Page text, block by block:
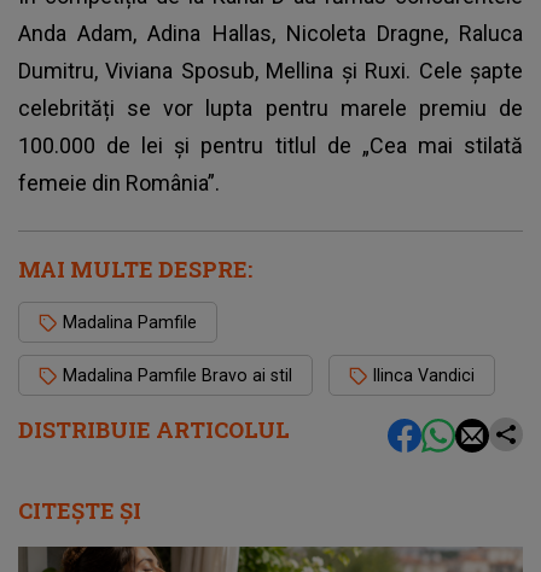
DISTRIBUIE ARTICOLUL
Anda Adam, Adina Hallas, Nicoleta Dragne, Raluca
Dumitru, Viviana Sposub, Mellina și Ruxi. Cele șapte
celebrități se vor lupta pentru marele premiu de
100.000 de lei și pentru titlul de „Cea mai stilată
femeie din România”.
MAI MULTE DESPRE:
Madalina Pamfile
Madalina Pamfile Bravo ai stil Ilinca Vandici
CITEȘTE ȘI